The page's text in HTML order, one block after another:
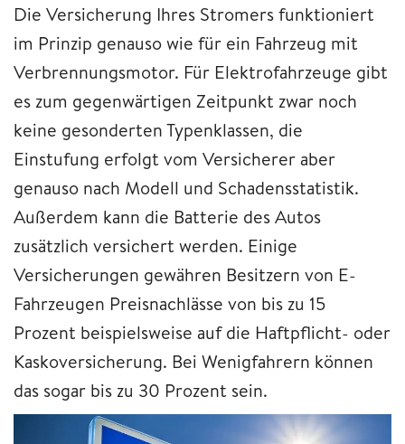
Die Versicherung Ihres Stromers funktioniert
im Prinzip genauso wie für ein Fahrzeug mit
Verbrennungsmotor. Für Elektrofahrzeuge gibt
es zum gegenwärtigen Zeitpunkt zwar noch
keine gesonderten Typenklassen, die
Einstufung erfolgt vom Versicherer aber
genauso nach Modell und Schadensstatistik.
Außerdem kann die Batterie des Autos
zusätzlich versichert werden. Einige
Versicherungen gewähren Besitzern von E-
Fahrzeugen Preisnachlässe von bis zu 15
Prozent beispielsweise auf die Haftpflicht- oder
Kaskoversicherung. Bei Wenigfahrern können
das sogar bis zu 30 Prozent sein.